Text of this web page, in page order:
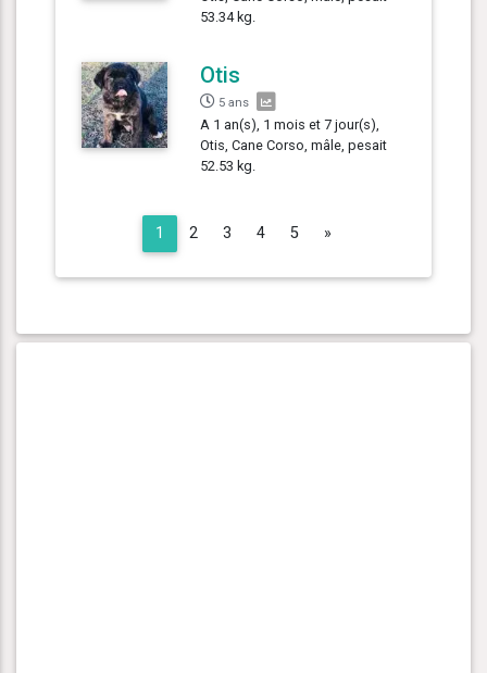
53.34 kg.
Otis
5 ans
A 1 an(s), 1 mois et 7 jour(s),
Otis, Cane Corso, mâle, pesait
52.53 kg.
1 2 3 4 5 »